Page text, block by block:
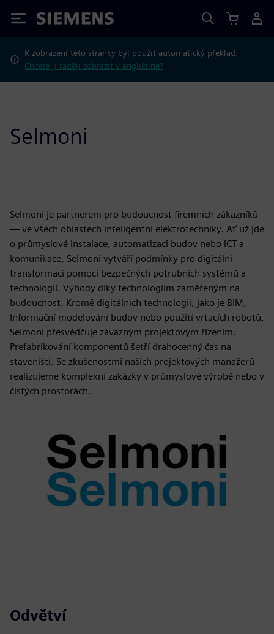
Siemens
K zobrazení této stránky byl použit automatický překlad.
Chcete ji raději zobrazit v angličtině?
Selmoni
Selmoni je partnerem pro budoucnost firemních zákazníků
— ve všech oblastech inteligentní elektrotechniky. Ať už jde
o průmyslové instalace, automatizaci budov nebo ICT a
komunikace, Selmoni vytváří podmínky pro digitální
transformaci pomocí bezpečných potrubních systémů a
technologií. Výhody díky technologiím zaměřeným na
budoucnost. Kromě digitálních technologií, jako je BIM,
Informační modelování budov nebo použití vrtacích robotů,
Selmoni přesvědčuje závazným projektovým řízením.
Prefabrikování komponentů šetří drahocenný čas na
staveništi. Se zkušenostmi našich projektových manažerů
realizujeme komplexní zakázky v průmyslové výrobě nebo v
čistých prostorách.
Odvětví